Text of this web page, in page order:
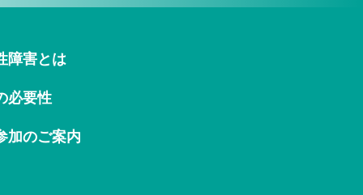
催します。詳細は
障害とは
必要性
加のご案内